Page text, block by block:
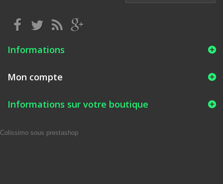
Informations
Mon compte
Informations sur votre boutique
Colissimo sous prestashop